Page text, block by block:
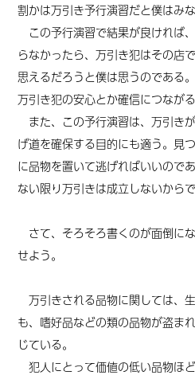
割かは万引き予行演習だと僕はみな
この予行演習で結果が良ければ
らなかったら、万引き犯はその店
思えるだろうと僕は思うのである
万引き犯の安心とか確信につなが
また、この予行演習は、万引き
げ道を確保する目的にも適う。見
に品物を置いて逃げればいいので
ない限り万引きは成立しないからで
さて、そろそろ書くのが面倒に
せよう。
万引きされる品物に関しては、
も、嗜好品などの類の品物が盗ま
じている。
犯人にとって価値の低い品物ほ